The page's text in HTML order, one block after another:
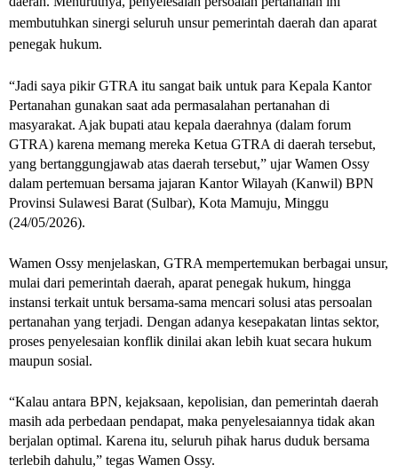
membutuhkan sinergi seluruh unsur pemerintah daerah dan aparat
penegak hukum.
“Jadi saya pikir GTRA itu sangat baik untuk para Kepala Kantor
Pertanahan gunakan saat ada permasalahan pertanahan di
masyarakat. Ajak bupati atau kepala daerahnya (dalam forum
GTRA) karena memang mereka Ketua GTRA di daerah tersebut,
yang bertanggungjawab atas daerah tersebut,” ujar Wamen Ossy
dalam pertemuan bersama jajaran Kantor Wilayah (Kanwil) BPN
Provinsi Sulawesi Barat (Sulbar), Kota Mamuju, Minggu
(24/05/2026).
Wamen Ossy menjelaskan, GTRA mempertemukan berbagai unsur,
mulai dari pemerintah daerah, aparat penegak hukum, hingga
instansi terkait untuk bersama-sama mencari solusi atas persoalan
pertanahan yang terjadi. Dengan adanya kesepakatan lintas sektor,
proses penyelesaian konflik dinilai akan lebih kuat secara hukum
maupun sosial.
“Kalau antara BPN, kejaksaan, kepolisian, dan pemerintah daerah
masih ada perbedaan pendapat, maka penyelesaiannya tidak akan
berjalan optimal. Karena itu, seluruh pihak harus duduk bersama
terlebih dahulu,” tegas Wamen Ossy.